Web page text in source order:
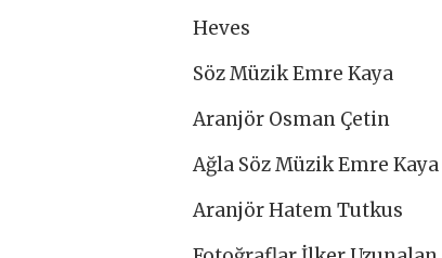
Heves
Söz Müzik Emre Kaya
Aranjör Osman Çetin
Ağla Söz Müzik Emre Kaya
Aranjör Hatem Tutkus